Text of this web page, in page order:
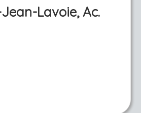
Lavoie, Ac.